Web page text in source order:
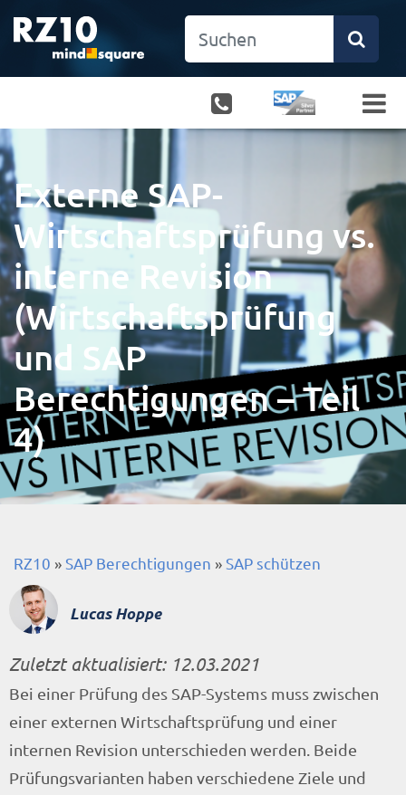
Externe SAP-
Wirtschaftsprüfung vs.
interne Revision
(Wirtschaftsprüfung
und SAP
Berechtigungen – Teil
4)
RZ10 » SAP Berechtigungen » SAP schützen
Lucas Hoppe
Zuletzt aktualisiert: 12.03.2021
Bei einer Prüfung des SAP-Systems muss zwischen
einer externen Wirtschaftsprüfung und einer
internen Revision unterschieden werden. Beide
Prüfungsvarianten haben verschiedene Ziele und